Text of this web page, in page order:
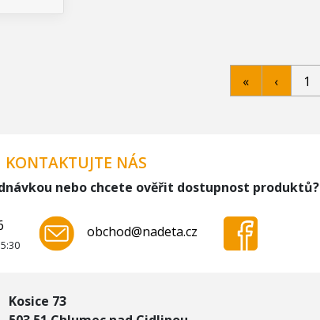
« ‹ 1
KONTAKTUJTE NÁS
nebo chcete ověřit dostupnost produktů?
obchod@nadeta.cz
Kosice 73